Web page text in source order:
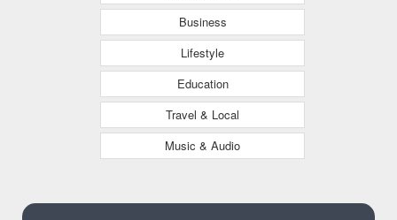
Business
Lifestyle
Education
Travel & Local
Music & Audio